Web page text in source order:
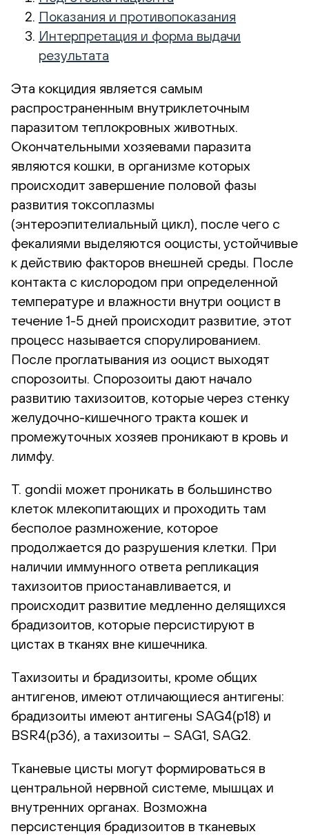
Показания и противопоказания
Интерпретация и форма выдачи
результата
Эта кокцидия является самым
распространенным внутриклеточным
паразитом теплокровных животных.
Окончательными хозяевами паразита
являются кошки, в организме которых
происходит завершение половой фазы
развития токсоплазмы
(энтероэпителиальный цикл), после чего с
фекалиями выделяются ооцисты, устойчивые
к действию факторов внешней среды. После
контакта с кислородом при определенной
температуре и влажности внутри ооцист в
течение 1-5 дней происходит развитие, этот
процесс называется спорулированием.
После проглатывания из ооцист выходят
спорозоиты. Спорозоиты дают начало
развитию тахизоитов, которые через стенку
желудочно-кишечного тракта кошек и
промежуточных хозяев проникают в кровь и
лимфу.
T. gondii может проникать в большинство
клеток млекопитающих и проходить там
бесполое размножение, которое
продолжается до разрушения клетки. При
наличии иммунного ответа репликация
тахизоитов приостанавливается, и
происходит развитие медленно делящихся
брадизоитов, которые персистируют в
цистах в тканях вне кишечника.
Тахизоиты и брадизоиты, кроме общих
антигенов, имеют отличающиеся антигены:
брадизоиты имеют антигены SAG4(p18) и
BSR4(p36), а тахизоиты – SAG1, SAG2.
Тканевые цисты могут формироваться в
центральной нервной системе, мышцах и
внутренних органах. Возможна
персистенция брадизоитов в тканевых